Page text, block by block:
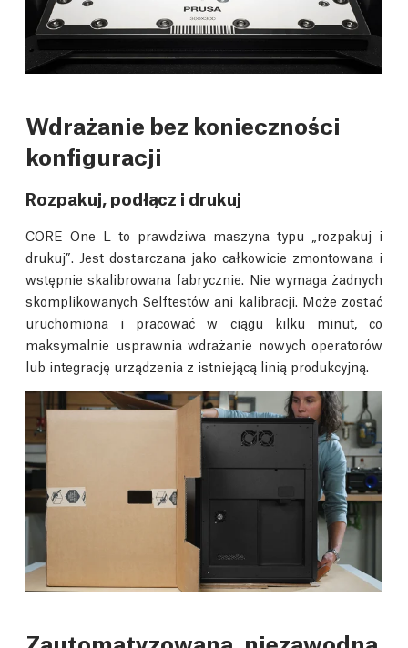
Wdrażanie bez konieczności
konfiguracji
Rozpakuj, podłącz i drukuj
CORE One L to prawdziwa maszyna typu „rozpakuj i
drukuj”. Jest dostarczana jako całkowicie zmontowana i
wstępnie skalibrowana fabrycznie. Nie wymaga żadnych
skomplikowanych Selftestów ani kalibracji. Może zostać
uruchomiona i pracować w ciągu kilku minut, co
maksymalnie usprawnia wdrażanie nowych operatorów
lub integrację urządzenia z istniejącą linią produkcyjną.